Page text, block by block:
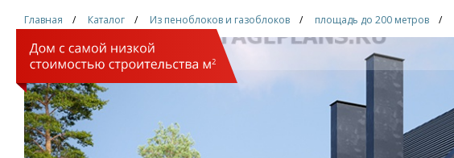
Главная Каталог Из пеноблоков и газоблоков площадь до 200 метров